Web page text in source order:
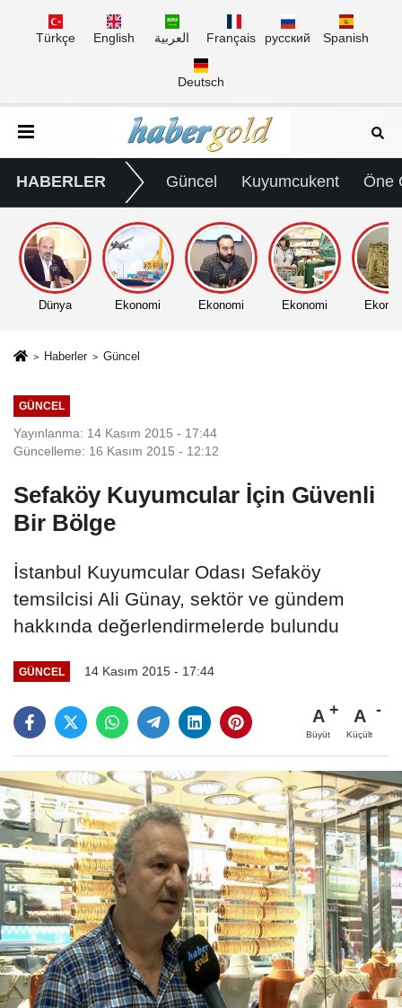
Türkçe English العربية Français русский Spanish
Deutsch
HABERLER Güncel Kuyumcukent Öne
Dünya Ekonomi Ekonomi Ekonomi
Haberler Güncel
GÜNCEL
Yayınlanma: 14 Kasım 2015 - 17:44
Güncelleme: 16 Kasım 2015 - 12:12
Sefaköy Kuyumcular İçin Güvenli
Bir Bölge
İstanbul Kuyumcular Odası Sefaköy
temsilcisi Ali Günay, sektör ve gündem
hakkında değerlendirmelerde bulundu
GÜNCEL 14 Kasım 2015 - 17:44
A
Büyüt
A
Küçült